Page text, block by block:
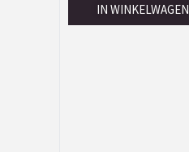
IN WINKELWAGEN